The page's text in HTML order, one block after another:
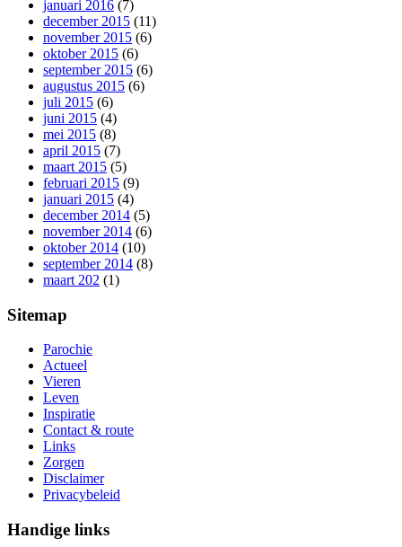
januari 2016 (7)
december 2015 (11)
november 2015 (6)
oktober 2015 (6)
september 2015 (6)
augustus 2015 (6)
juli 2015 (6)
juni 2015 (4)
mei 2015 (8)
april 2015 (7)
maart 2015 (5)
februari 2015 (9)
januari 2015 (4)
december 2014 (5)
november 2014 (6)
oktober 2014 (10)
september 2014 (8)
maart 202 (1)
Sitemap
Parochie
Actueel
Vieren
Leven
Inspiratie
Contact & route
Links
Zorgen
Disclaimer
Privacybeleid
Handige links